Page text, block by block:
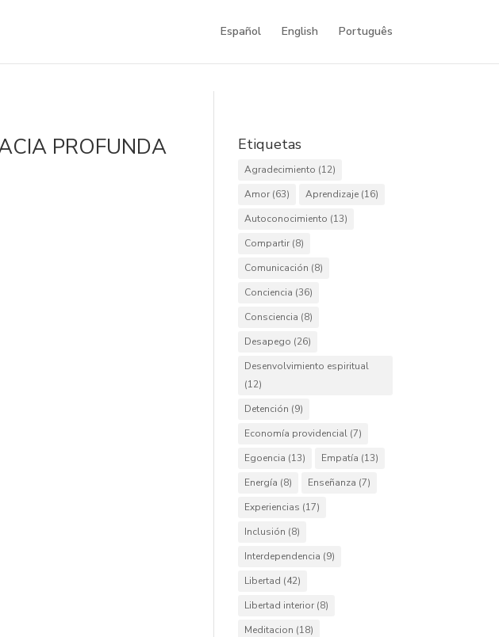
Español English Português
PROFUNDA Etiquetas
Agradecimiento (12)
Amor (63) Aprendizaje (16)
Autoconocimiento (13)
Compartir (8)
Comunicación (8)
Conciencia (36)
Consciencia (8)
Desapego (26)
Desenvolvimiento espiritual
(12)
Detención (9)
Economía providencial (7)
Egoencia (13) Empatía (13)
Energía (8) Enseñanza (7)
Experiencias (17)
Inclusión (8)
Interdependencia (9)
Libertad (42)
Libertad interior (8)
Meditacion (18)